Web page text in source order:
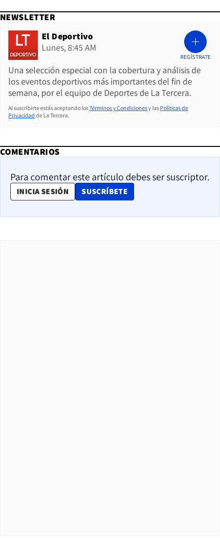
NEWSLETTER
El Deportivo
Lunes, 8:45 AM
Una selección especial con la cobertura y análisis de
los eventos deportivos más importantes del fin de
semana, por el equipo de Deportes de La Tercera.
REGÍSTRATE
Al suscribirte estás aceptando losTérminos y Condicionesy las Políticas de
Privacidad de La Tercera.
COMENTARIOS
Para comentar este artículo debes ser suscriptor.
INICIA SESIÓN SUSCRÍBETE
OPENS IN NEW WINDOW